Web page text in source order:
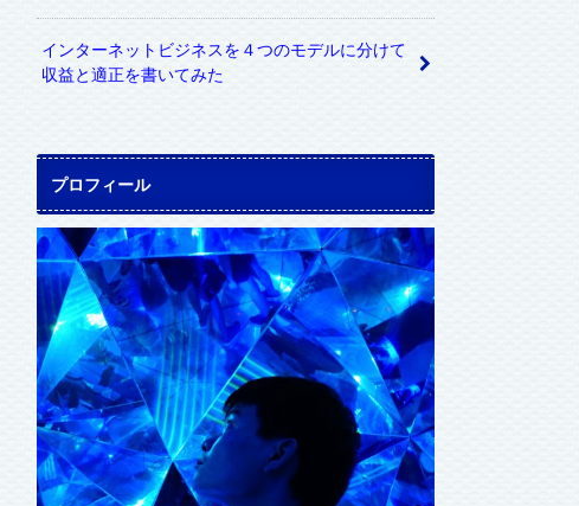
インターネットビジネスを４つのモデルに分けて
収益と適正を書いてみた
プロフィール